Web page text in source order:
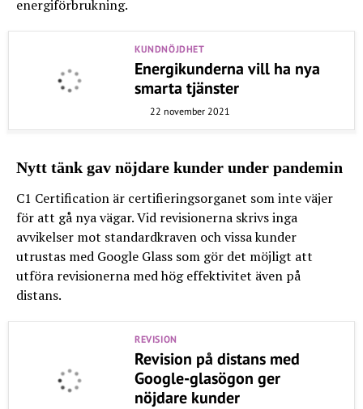
energiförbrukning.
KUNDNÖJDHET
Energikunderna vill ha nya
smarta tjänster
22 november 2021
Nytt tänk gav nöjdare kunder under pandemin
C1 Certification är certifieringsorganet som inte väjer
för att gå nya vägar. Vid revisionerna skrivs inga
avvikelser mot standardkraven och vissa kunder
utrustas med Google Glass som gör det möjligt att
utföra revisionerna med hög effektivitet även på
distans.
REVISION
Revision på distans med
Google-glasögon ger
nöjdare kunder